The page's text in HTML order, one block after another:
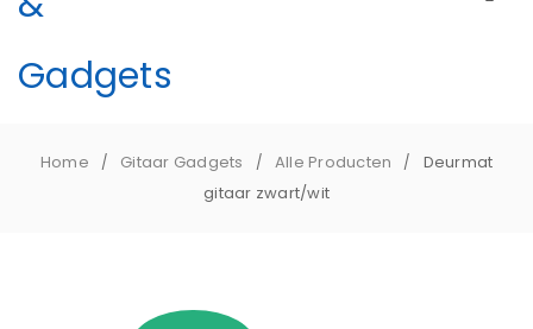
Home / Gitaar Gadgets / Alle Producten /
Deurmat
gitaar zwart/wit